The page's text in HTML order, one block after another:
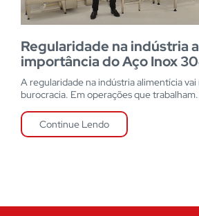
Regularidade na indústria
importância do Aço Inox
A regularidade na indústria alimentícia
burocracia. Em operações que
Continue Lendo